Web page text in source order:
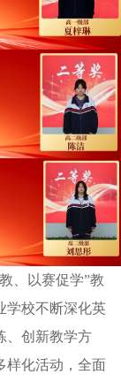
、以赛促学”教
学校不断深化英
、创新教学方
样化活动，全面